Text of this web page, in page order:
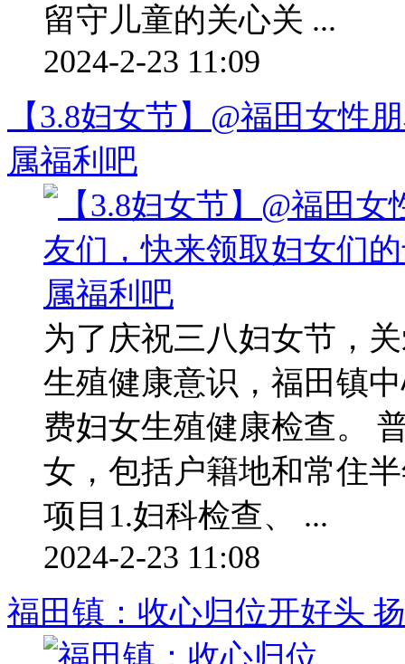
留守儿童的关心关 ...
2024-2-23 11:09
【3.8妇女节】@福田女性
属福利吧
为了庆祝三八妇女节，
生殖健康意识，福田镇
费妇女生殖健康检查。
女，包括户籍地和常住
项目1.妇科检查、 ...
2024-2-23 11:08
福田镇：收心归位开好头